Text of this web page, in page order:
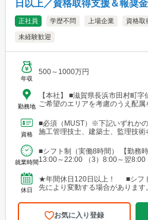
日以上／資格取得支援＆報奨
正社員 学歴不問 上場企業 資格取
未経験歓迎
年収
500～1000万円
勤務地
【本社】 ■滋賀県長浜市田村町
ご希望のエリアを考慮のうえ配
ア └勤務地例：宮城県仙台市宮
ア └勤務地例：新潟県新潟市中
地例：東京都千代田区神田錦町
地例：大阪府大阪市中央区南船
務地例：広島県広島市南区段原
業務を担当いただく際、現場に
ホテルから直行直帰をお願いす
資格
■必須（MUST）※下記いずれか
施工管理技士、建築士、監理技術
就業時間
■シフト制（実働8時間） 【勤務
13:00～22:00 （3）8:00～翌
休日
★年間休日120日以上！ ■シフ
先により変動する場合があります
お気に入り登録